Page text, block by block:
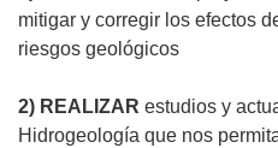
mitigar y corregir los efectos
riesgos geológicos
2) REALIZAR estudios y
Hidrogeología que nos